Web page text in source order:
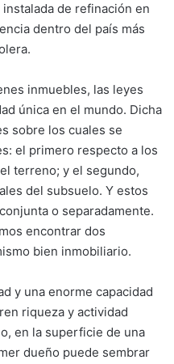
de refinación en
dentro del país más
inmuebles, las leyes
única en el mundo. Dicha
sobre los cuales se
el primero respecto a los
terreno; y el segundo,
del subsuelo. Y estos
o separadamente.
encontrar dos
bien inmobiliario.
y una enorme capacidad
riqueza y actividad
en la superficie de una
dueño puede sembrar